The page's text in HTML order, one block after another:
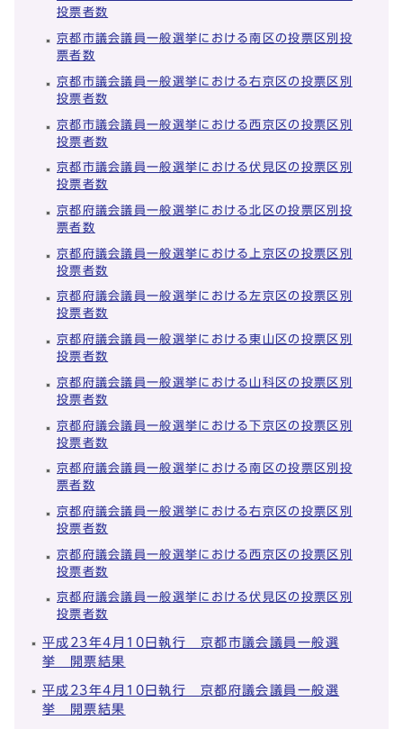
投票者数
京都市議会議員一般選挙における南区の投票区別投
票者数
京都市議会議員一般選挙における右京区の投票区別
投票者数
京都市議会議員一般選挙における西京区の投票区別
投票者数
京都市議会議員一般選挙における伏見区の投票区別
投票者数
京都府議会議員一般選挙における北区の投票区別投
票者数
京都府議会議員一般選挙における上京区の投票区別
投票者数
京都府議会議員一般選挙における左京区の投票区別
投票者数
京都府議会議員一般選挙における東山区の投票区別
投票者数
京都府議会議員一般選挙における山科区の投票区別
投票者数
京都府議会議員一般選挙における下京区の投票区別
投票者数
京都府議会議員一般選挙における南区の投票区別投
票者数
京都府議会議員一般選挙における右京区の投票区別
投票者数
京都府議会議員一般選挙における西京区の投票区別
投票者数
京都府議会議員一般選挙における伏見区の投票区別
投票者数
平成23年4月10日執行 京都市議会議員一般選
挙 開票結果
平成23年4月10日執行 京都府議会議員一般選
挙 開票結果